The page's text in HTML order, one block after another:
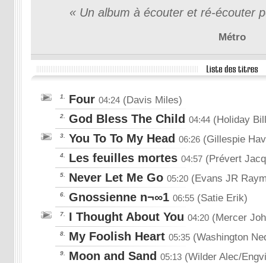
« Un album à écouter et ré-écouter
Métro
1. Four 04:24 (Davis Miles)
2. God Bless The Child 04:44 (Holiday
3. You To To My Head 06:26 (Gillespie
4. Les feuilles mortes 04:57 (Prévert
5. Never Let Me Go 05:20 (Evans JR
6. Gnossienne n¬∞1 06:55 (Satie Erik)
7. I Thought About You 04:20 (Mercer
8. My Foolish Heart 05:35 (Washington
9. Moon and Sand 05:13 (Wilder Alec/